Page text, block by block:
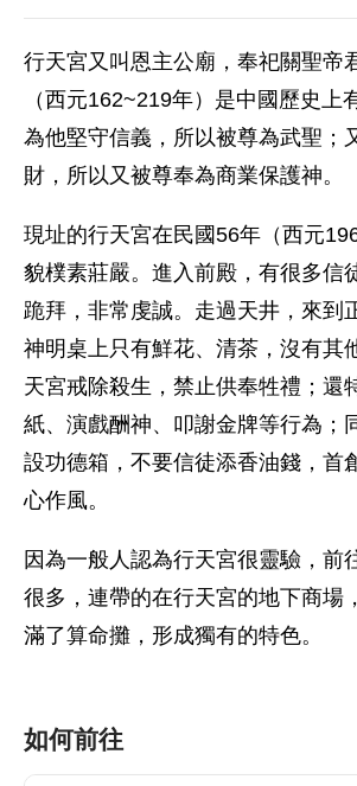
行天宮又叫恩主公廟，奉祀關聖帝
（西元162~219年）是中國歷史上
為他堅守信義，所以被尊為武聖；
財，所以又被尊奉為商業保護神。
現址的行天宮在民國56年（西元
貌樸素莊嚴。進入前殿，有很多信
跪拜，非常虔誠。走過天井，來到
神明桌上只有鮮花、清茶，沒有其
天宮戒除殺生，禁止供奉牲禮；還
紙、演戲酬神、叩謝金牌等行為；
設功德箱，不要信徒添香油錢，首
心作風。
因為一般人認為行天宮很靈驗，前
很多，連帶的在行天宮的地下商場
滿了算命攤，形成獨有的特色。
如何前往